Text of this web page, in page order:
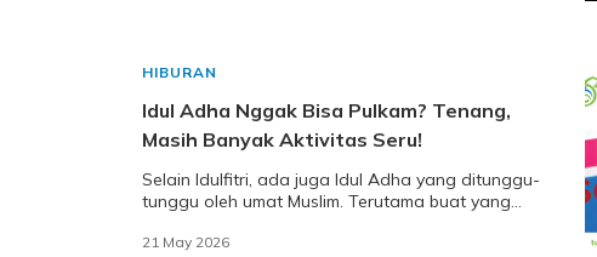
HIBURAN
Idul Adha Nggak Bisa Pulkam? Tenang,
Masih Banyak Aktivitas Seru!
Selain Idulfitri, ada juga Idul Adha yang ditunggu-
tunggu oleh umat Muslim. Terutama buat yang
Bayangin
21 May 2026